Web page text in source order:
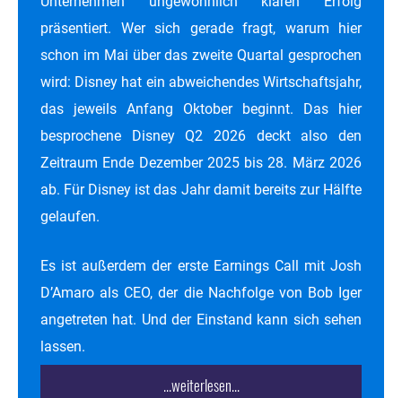
präsentiert. Wer sich gerade fragt, warum hier
schon im Mai über das zweite Quartal gesprochen
wird: Disney hat ein abweichendes Wirtschaftsjahr,
das jeweils Anfang Oktober beginnt. Das hier
besprochene Disney Q2 2026 deckt also den
Zeitraum Ende Dezember 2025 bis 28. März 2026
ab. Für Disney ist das Jahr damit bereits zur Hälfte
gelaufen.
Es ist außerdem der erste Earnings Call mit Josh
D’Amaro als CEO, der die Nachfolge von Bob Iger
angetreten hat. Und der Einstand kann sich sehen
lassen.
...weiterlesen...